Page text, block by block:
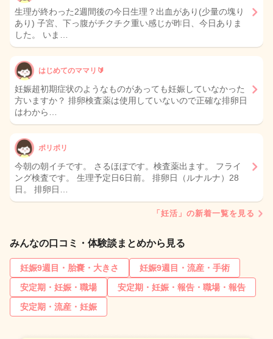
生理が終わった2週間後の今日生理？出血があり(少量の塊り
あり) 子宮、下っ腹がチクチク重い感じが昨日、今日ありま
した。 いま…
はじめてのママリ🔰
妊娠超初期症状のようなものがあっても妊娠していなかった
方いますか？ 排卵検査薬は使用していないので正確な排卵日
はわから…
ポリポリ
今朝の朝イチです。 さるほぼです。検査薬出ます。 フライ
ング検査です。 生理予定日6日前。 排卵日（ルナルナ）28
日。 排卵日…
「妊活」の新着一覧を見る
みんなの口コミ・体験談まとめから見る
妊娠9週目・胎嚢・大きさ
妊娠9週目・流産・手術
安定期・妊娠・職場
安定期・妊娠・報告・職場・報告
安定期・流産・妊娠